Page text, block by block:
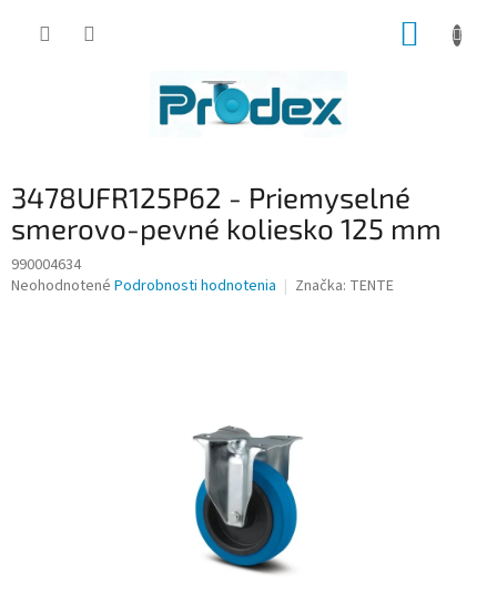
3478UFR125P62 - Priemyselné
smerovo-pevné koliesko 125 mm
990004634
Priemerné
Neohodnotené Podrobnosti hodnotenia Značka: TENTE